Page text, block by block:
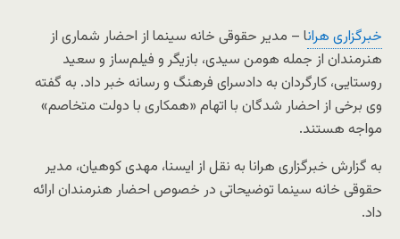
خبرگزاری هرانا – مدیر حقوقی خانه سینما از احضار شماری از
هنرمندان از جمله هومن سیدی، بازیگر و فیلم‌ساز و سعید
روستایی، کارگردان به دادسرای فرهنگ و رسانه خبر داد. به گفته
وی برخی از احضار شدگان با اتهام «همکاری با دولت متخاصم»
مواجه هستند.
به گزارش خبرگزاری هرانا به نقل از ایسنا، مهدی کوهیان، مدیر
حقوقی خانه سینما توضیحاتی در خصوص احضار هنرمندان ارائه
داد.